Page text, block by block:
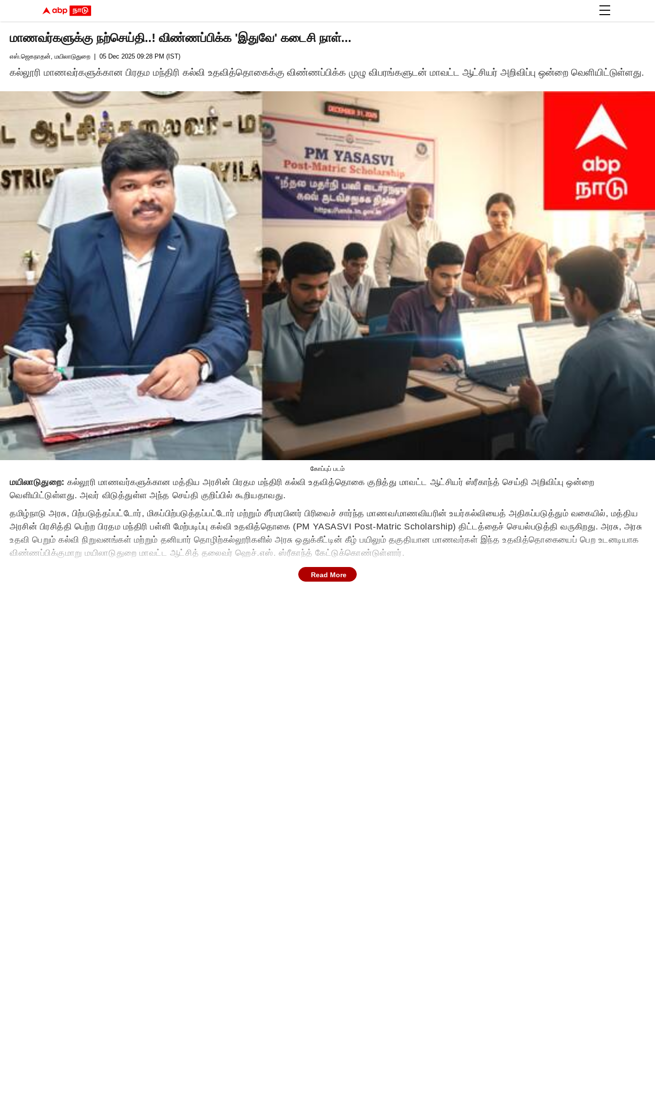
மாணவர்களுக்கு நற்செய்தி..! விண்ணப்பிக்க 'இதுவே' கடைசி நாள்...
எஸ்.ஜெகநாதன், மயிலாடுதுறை | 05 Dec 2025 09:28 PM (IST)
கல்லூரி மாணவர்களுக்கான பிரதம மந்திரி கல்வி உதவித்தொகைக்கு விண்ணப்பிக்க முழு விபரங்களுடன் மாவட்ட ஆட்சியர் அறிவிப்பு ஒன்றை வெளியிட்டுள்ளது.
கோப்புப் படம்
மயிலாடுதுறை:கல்லூரி மாணவர்களுக்கான மத்திய அரசின் பிரதம மந்திரி கல்வி உதவித்தொகை குறித்து மாவட்ட ஆட்சியர் ஸ்ரீகாந்த் செய்தி அறிவிப்பு ஒன்றை
வெளியிட்டுள்ளது. அவர் விடுத்துள்ள அந்த செய்தி குறிப்பில் கூறியதாவது.
தமிழ்நாடு அரசு, பிற்படுத்தப்பட்டோர், மிகப்பிற்படுத்தப்பட்டோர் மற்றும் சீர்மரபினர் பிரிவைச் சார்ந்த மாணவ/மாணவியரின் உயர்கல்வியைத் அதிகப்படுத்தும் வகையில், மத்திய
அரசின் பிரசித்தி பெற்ற பிரதம மந்திரி பள்ளி மேற்படிப்பு கல்வி உதவித்தொகை (PM YASASVI Post-Matric Scholarship) திட்டத்தைச் செயல்படுத்தி வருகிறது. அரசு, அரசு
உதவி பெறும் கல்வி நிறுவனங்கள் மற்றும் தனியார் தொழிற்கல்லூரிகளில் அரசு ஒதுக்கீட்டின் கீழ் பயிலும் தகுதியான மாணவர்கள் இந்த உதவித்தொகையைப் பெற உடனடியாக
விண்ணப்பிக்குமாறு மயிலாடுதுறை மாவட்ட ஆட்சித் தலைவர் ஹெச்.எஸ். ஸ்ரீகாந்த் கேட்டுக்கொண்டுள்ளார்.
Read More